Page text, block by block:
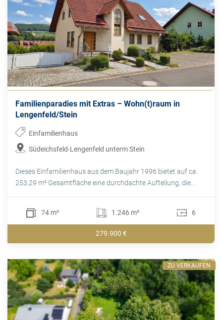
Familienparadies mit Extras – Wohn(t)raum in
Lengenfeld/Stein
Einfamilienhaus
Südeichsfeld-Lengenfeld unterm Stein
Dieses Einfamilienhaus aus dem Baujahr 1996 bietet auf ca.
253,29 m² Gesamtfläche eine durchdachte Aufteilung, die...
74 m² 1.246 m² 6
279.900 €
ZU VERKAUFEN